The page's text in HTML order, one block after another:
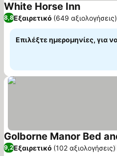
White Horse Inn
8,8Εξαιρετικό (649 αξιολογήσεις)
Επιλέξτε ημερομηνίες, για
Golborne Manor Bed
9,2Εξαιρετικό (102 αξιολογήσεις)